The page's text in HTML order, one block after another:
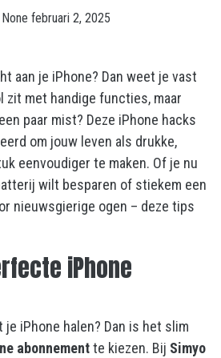
None februari 2, 2025
aan je iPhone? Dan weet je vast
zit met handige functies, maar
paar mist? Deze iPhone hacks
om jouw leven als drukke,
eenvoudiger te maken. Of je nu
wilt besparen of stiekem een
nieuwsgierige ogen – deze tips
iPhone
iPhone halen? Dan is het slim
abonnementte kiezen. Bij Simyo